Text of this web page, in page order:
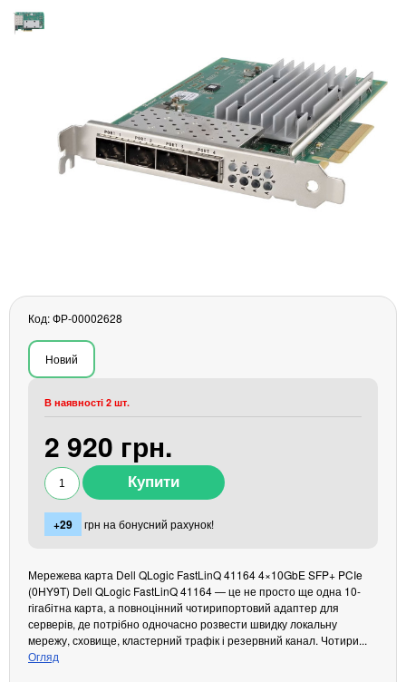
Жорсткі диски та SSD
Блоки живлення
Контролери RAID
Маршрутизатори та комутатори
Мережеві карти
Wi-Fi і Bluetooth адаптери
Аксесуари
Хаби і кардридери
Павербанки
Аксесуари для ноутбуків
Акумулятори
Зовнішні блоки живлення
Периферійні пристрої
Код: ФР-00002628
Новий
В наявності 2 шт.
2 920 грн.
+29 грн на бонусний рахунок!
Мережева карта Dell QLogic FastLinQ 41164 4×10GbE SFP+ PCIe
(0HY9T) Dell QLogic FastLinQ 41164 — це не просто ще одна 10-
гігабітна карта, а повноцінний чотирипортовий адаптер для
серверів, де потрібно одночасно розвести швидку локальну
мережу, сховище, кластерний трафік і резервний канал. Чотири...
Огляд